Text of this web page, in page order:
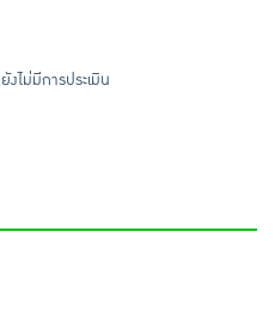
ยังไม่มีการประเมิน